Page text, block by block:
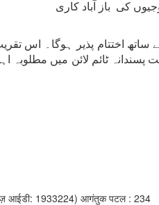
کی باز آباد کاری
اختتام پذیر ہوگا۔ اس
ٹائم لائن میں مطلوبہ
आईडी: 1933224) आगंतुक पटल : 234